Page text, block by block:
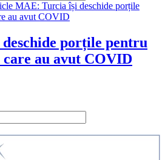
porțile pentru
care au avut COVID
Escape
to